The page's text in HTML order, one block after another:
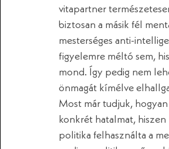
vitapartner
biztosan a másik fél
mesterséges anti-
figyelemre méltó sem,
mond. Így pedig nem
önmagát kímélve
Most már tudjuk,
konkrét hatalmat,
politika felhasználta a